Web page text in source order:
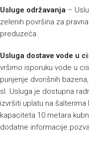
Usluge održavanja –
zelenih površina za
preduzeća.
Usluga dostave vode u
vršimo isporuku vode u
punjenje dvorišnih
sl. Usluga je dostupna
izvršiti uplatu na
kapaciteta 10 metara
dodatne informacije